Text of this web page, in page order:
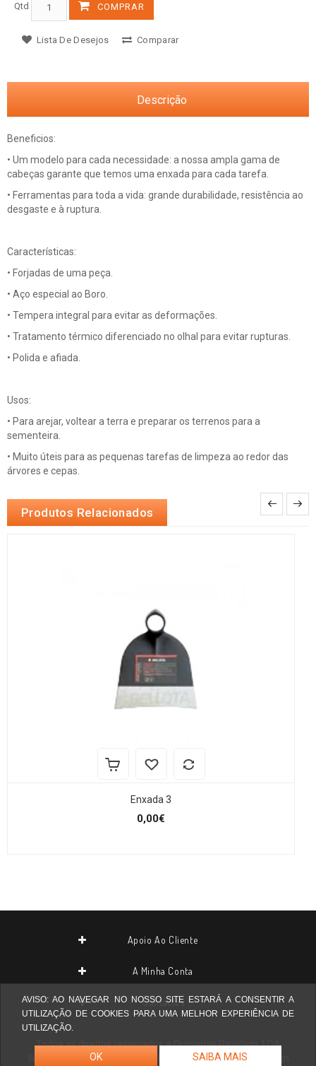
Qtd COMPRAR
Lista De Desejos Comparar
Descrição
Beneficios:
• Um modelo para cada necessidade: a nossa ampla gama de
cabeças garante que temos uma enxada para cada tarefa.
• Ferramentas para toda a vida: grande durabilidade, resistência ao
desgaste e à ruptura.
Características:
• Forjadas de uma peça.
• Aço especial ao Boro.
• Tempera integral para evitar as deformações.
• Tratamento térmico diferenciado no olhal para evitar rupturas.
• Polida e afiada.
Usos:
• Para arejar, voltear a terra e preparar os terrenos para a
sementeira.
• Muito úteis para as pequenas tarefas de limpeza ao redor das
árvores e cepas.
Produtos Relacionados
Enxada 3
0,00€
AVISO: AO NAVEGAR NO NOSSO SITE ESTARÁ A CONSENTIR A
UTILIZAÇÃO DE COOKIES PARA UMA MELHOR EXPERIÊNCIA DE
UTILIZAÇÃO.
OK SAIBA MAIS
Apoio Ao Cliente
A Minha Conta
Contactos
Todos os direitos reservados aDrogarias Pevidem, LDA
Website desenvolvido por
Agilstore ® Informática & Design